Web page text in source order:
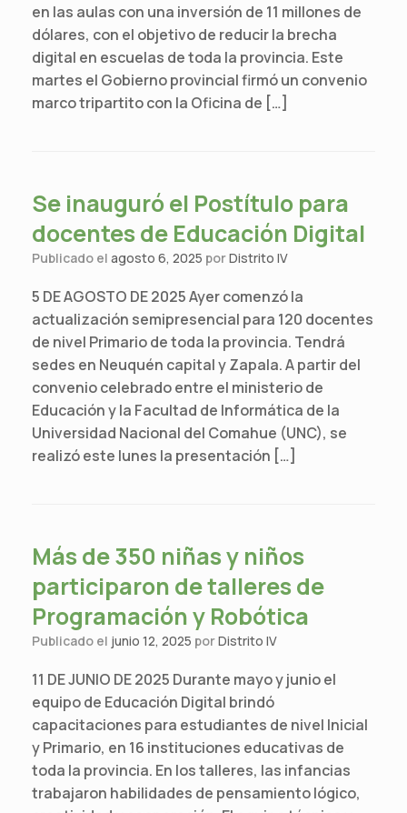
en las aulas con una inversión de 11 millones de
dólares, con el objetivo de reducir la brecha
digital en escuelas de toda la provincia. Este
martes el Gobierno provincial firmó un convenio
marco tripartito con la Oficina de […]
Se inauguró el Postítulo para
docentes de Educación Digital
Publicado el agosto 6, 2025 porDistrito IV
5 DE AGOSTO DE 2025 Ayer comenzó la
actualización semipresencial para 120 docentes
de nivel Primario de toda la provincia. Tendrá
sedes en Neuquén capital y Zapala. A partir del
convenio celebrado entre el ministerio de
Educación y la Facultad de Informática de la
Universidad Nacional del Comahue (UNC), se
realizó este lunes la presentación […]
Más de 350 niñas y niños
participaron de talleres de
Programación y Robótica
Publicado el junio 12, 2025 porDistrito IV
11 DE JUNIO DE 2025 Durante mayo y junio el
equipo de Educación Digital brindó
capacitaciones para estudiantes de nivel Inicial
y Primario, en 16 instituciones educativas de
toda la provincia. En los talleres, las infancias
trabajaron habilidades de pensamiento lógico,